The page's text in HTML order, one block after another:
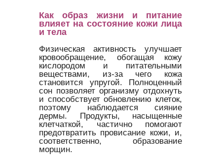
Как образ жизни и питание
влияет на состояние кожи лица
и тела
Физическая активность улучшает
кровообращение, обогащая кожу
кислородом и питательными
веществами, из-за чего кожа
становится упругой. Полноценный
сон позволяет организму отдохнуть
и способствует обновлению клеток,
поэтому наблюдается сияние
дермы. Продукты, насыщенные
клетчаткой, частично помогают
предотвратить провисание кожи, и,
соответственно, образование
морщин.